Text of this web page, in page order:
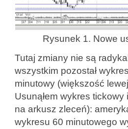
Rysunek 1. Nowe
Tutaj zmiany nie są
wszystkim pozostał
minutowy (większość
Usunąłem wykres tickowy
na arkusz zleceń):
wykresu 60 minutowego